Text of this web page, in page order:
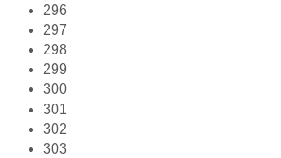
296
297
298
299
300
301
302
303